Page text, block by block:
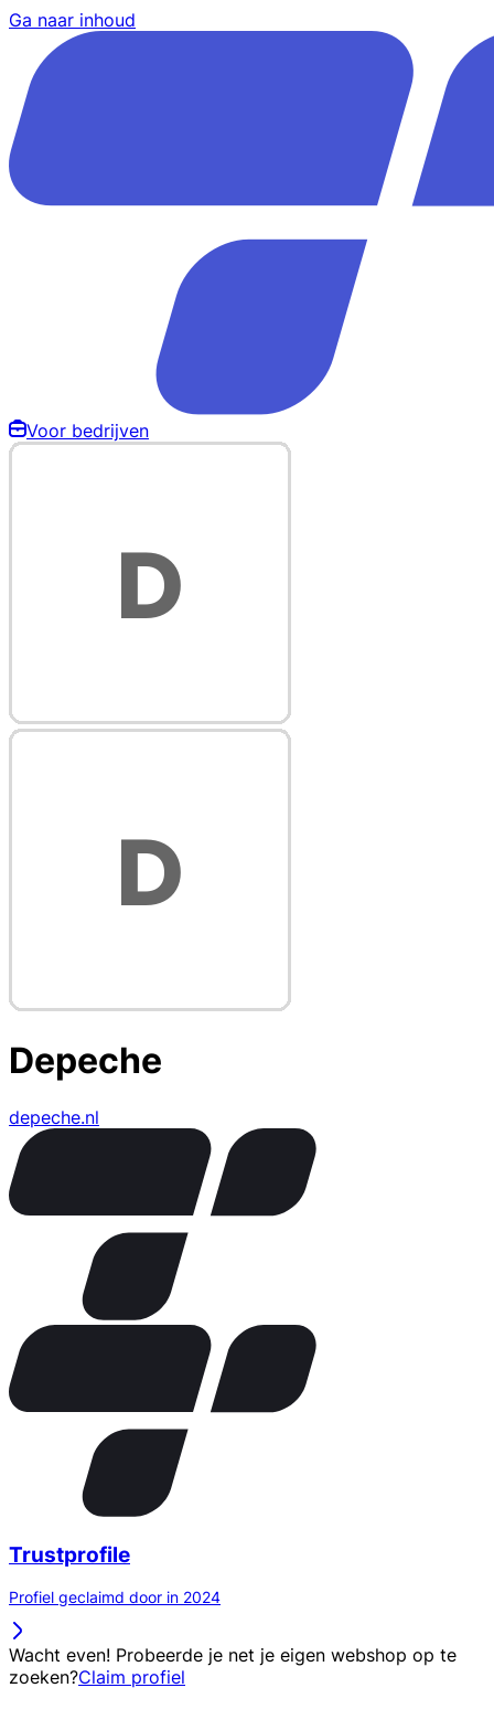
Ga naar inhoud
Voor bedrijven
Depeche
depeche.nl
Trustprofile
Profiel geclaimd door in 2024
Wacht even! Probeerde je net je eigen webshop op te
zoeken?Claim profiel